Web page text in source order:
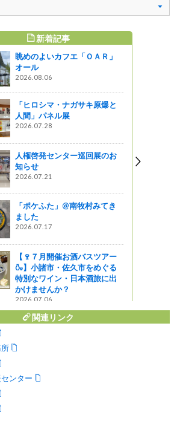
WEEKLY TOP5
「ポケふた」@南牧村みてき
ました
2026.07.17
小諸のひんやりスポット「氷
風穴」と関連施設に行ってみ
ました！👟
日本３大ケーキのまち！佐久
のケーキ屋さんレポート
知る人ぞ知る「苔の森」～苔
と湧水の南沢遊歩道（南牧
2023.06.06
涼を求めて高原へ～女神のテ
ラス1830と御泉水自然園～
2023.08.24
関連リンク
所
ンター